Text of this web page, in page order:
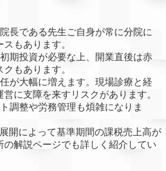
長である先生ご自身が常に分院に
もあります。
期投資が必要な上、開業直後は赤
もあります。
が大幅に増えます。現場診療と経
に支障を来すリスクがあります。
調整や労務管理も煩雑になりま
開によって基準期間の課税売上高が
解説ページでも詳しく紹介してい